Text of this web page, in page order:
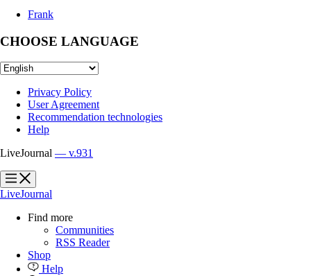
Frank
CHOOSE LANGUAGE
Privacy Policy
User Agreement
Recommendation technologies
Help
LiveJournal — v.931
?
?
LiveJournal
Find more
Communities
RSS Reader
Shop
Help